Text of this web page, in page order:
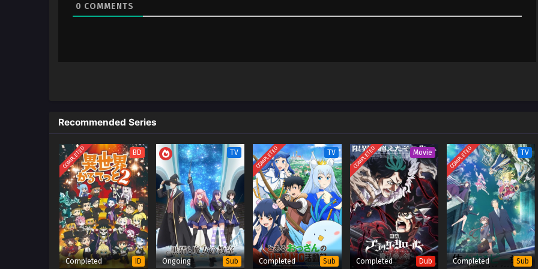
0 COMMENTS
Recommended Series
COMPLETED BD
Completed ID
TV
Ongoing Sub
COMPLETED TV
Completed Sub
COMPLETED Movie
Completed Dub
COMPLETED TV
Completed Sub